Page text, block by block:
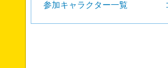
参加キャラクター一覧